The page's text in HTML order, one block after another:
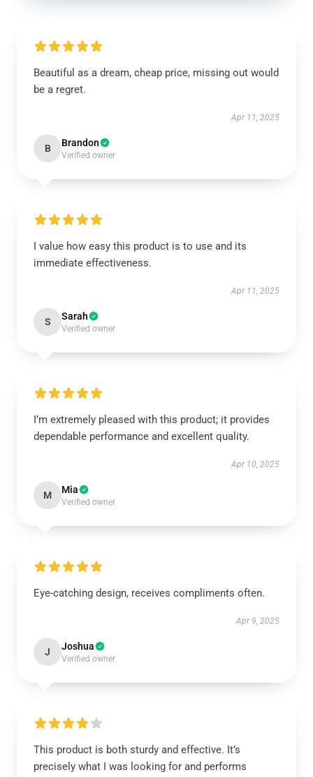
Beautiful as a dream, cheap price, missing out would
be a regret.
Apr 11, 2025
B Brandon
Verified owner
I value how easy this product is to use and its
immediate effectiveness.
Apr 11, 2025
S Sarah
Verified owner
I’m extremely pleased with this product; it provides
dependable performance and excellent quality.
Apr 10, 2025
M Mia
Verified owner
Eye-catching design, receives compliments often.
Apr 9, 2025
J Joshua
Verified owner
This product is both sturdy and effective. It’s
precisely what I was looking for and performs